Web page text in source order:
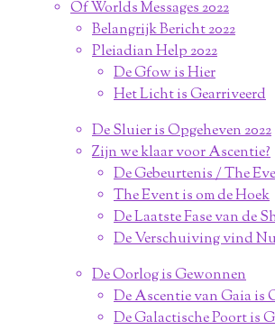
Of Worlds Messages 2022
Belangrijk Bericht 2022
Pleiadian Help 2022
De Gfow is Hier
Het Licht is Gearriveerd
De Sluier is Opgeheven 2022
Zijn we klaar voor Ascentie?
De Gebeurtenis / The
The Event is om de Hoek
De Laatste Fase van de
De Verschuiving vind
De Oorlog is Gewonnen
De Ascentie van Gaia is
De Galactische Poort is